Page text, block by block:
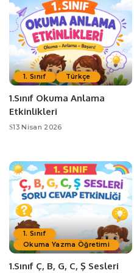
1. Sınıf Türkçe
1.Sınıf Okuma Anlama
Etkinlikleri
13 Nisan 2026
1. Sınıf
Okuma Yazma Öğretimi
1.Sınıf Ç, B, G, C, Ş Sesleri